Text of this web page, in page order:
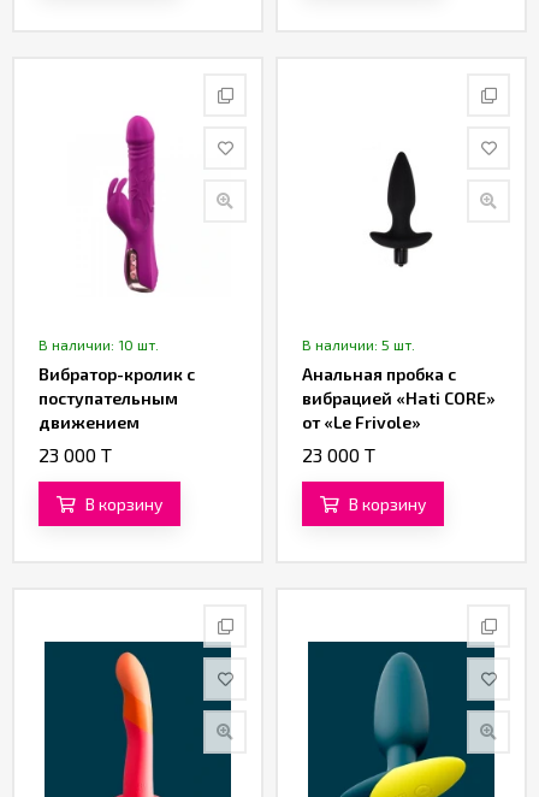
В наличии: 10 шт.
Вибратор-кролик с
поступательным
движением
(фрикциями) и
стимуляцией от
«SXTOP»
23 000 T
В корзину
В наличии: 5 шт.
Анальная пробка с
вибрацией «Hati CORE»
от «Le Frivole»
23 000 T
В корзину